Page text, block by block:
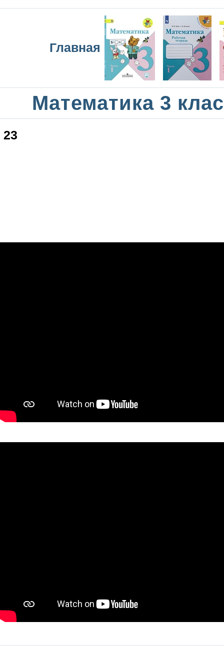
Главная
Математика 3
23